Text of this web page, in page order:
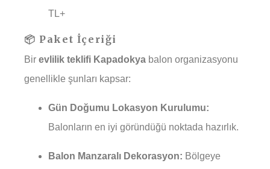
TL+
📦 Paket İçeriği
Bir evlilik teklifi Kapadokya balon organizasyonu
genellikle şunları kapsar:
Gün Doğumu Lokasyon Kurulumu:
Balonların en iyi göründüğü noktada hazırlık.
Balon Manzaralı Dekorasyon: Bölgeye